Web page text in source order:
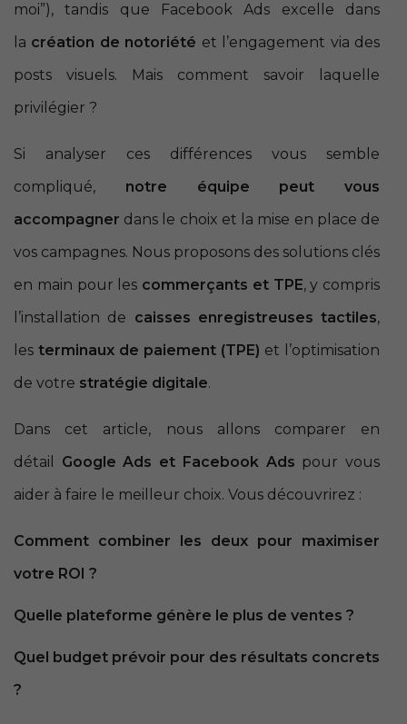
moi”), tandis que Facebook Ads excelle dans
la création de notoriété et l’engagement via des
posts visuels. Mais comment savoir laquelle
privilégier ?
Si analyser ces différences vous semble
compliqué, notre équipe peut vous
accompagner dans le choix et la mise en place de
vos campagnes. Nous proposons des solutions clés
en main pour les commerçants et TPE, y compris
l’installation de caisses enregistreuses tactiles,
les terminaux de paiement (TPE) et l’optimisation
de votre stratégie digitale.
Dans cet article, nous allons comparer en
détail Google Ads et Facebook Ads pour vous
aider à faire le meilleur choix. Vous découvrirez :
Comment combiner les deux pour maximiser
votre ROI ?
Quelle plateforme génère le plus de ventes ?
Quel budget prévoir pour des résultats concrets
?